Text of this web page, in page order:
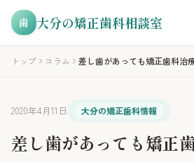
歯 大分の矯正歯科相談室
トップ コラム 差し歯があっても矯正歯科治
2020年4月11日 大分の矯正歯科情報
差し歯があっても矯正